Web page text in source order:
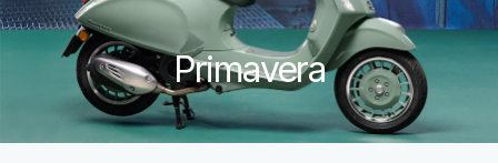
Primavera